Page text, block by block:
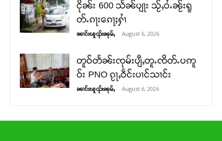
ငိုၼ်း 600 သႅၼ်ပျႃး သႂ်ႇဝႆႉၼႂ်းရူ
တ်ႉၵႃးၵေႃႈႁၢႆ
ၼၢင်းၽူၺ်းၼုမ်ႇ - August 6, 2026
တူဝ်တႅၼ်းၸုမ်းပျီႇတူႉၸိတ်ႉပဢူ
ဝ်း PNO ၵႂႃႇဝဵင်းပၢင်သၢင်း
ၼၢင်းၽူၺ်းၼုမ်ႇ - August 6, 2026